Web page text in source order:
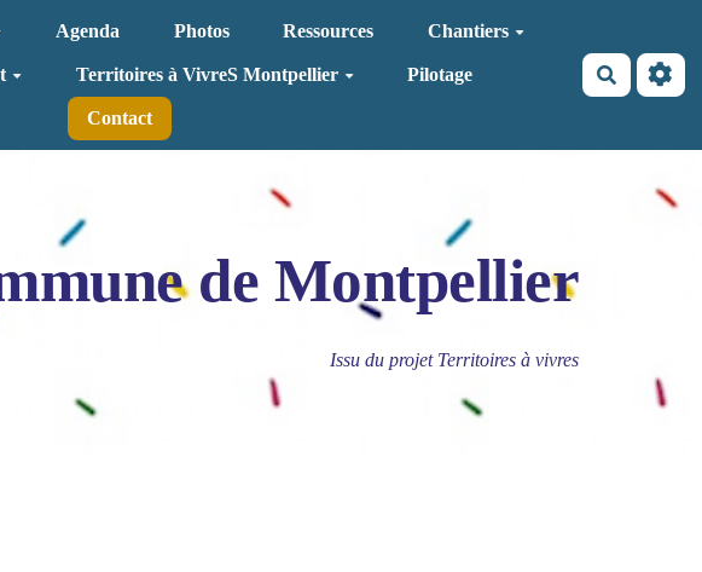
Agenda Photos Ressources Chantiers
Territoires à VivreS Montpellier Pilotage
Contact
de Montpellier
Issu du projet Territoires à vivres